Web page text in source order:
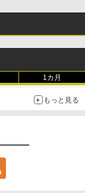
1カ月
もっと見る